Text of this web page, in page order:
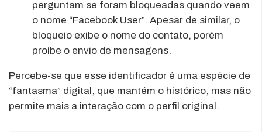
perguntam se foram bloqueadas quando veem
o nome “Facebook User”. Apesar de similar, o
bloqueio exibe o nome do contato, porém
proíbe o envio de mensagens.
Percebe-se que esse identificador é uma espécie de
“fantasma” digital, que mantém o histórico, mas não
permite mais a interação com o perfil original.